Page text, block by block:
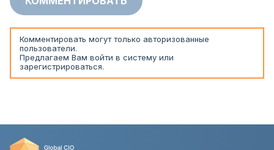
Комментировать могут только авторизованные
пользователи.
Предлагаем Вам войти в систему или
зарегистрироваться.